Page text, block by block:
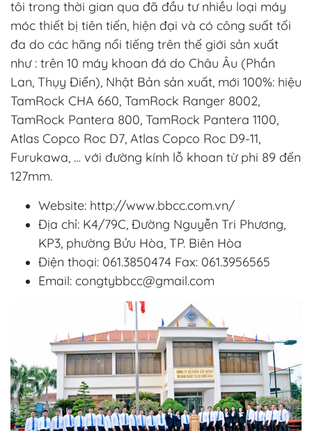
tôi trong thời gian qua đã đầu tư nhiều loại máy
móc thiết bị tiên tiến, hiện đại và có công suất tối
đa do các hãng nổi tiếng trên thế giới sản xuất
như : trên 10 máy khoan đá do Châu Âu (Phần
Lan, Thụy Điển), Nhật Bản sản xuất, mới 100%: hiệu
TamRock CHA 660, TamRock Ranger 8002,
TamRock Pantera 800, TamRock Pantera 1100,
Atlas Copco Roc D7, Atlas Copco Roc D9-11,
Furukawa, … với đường kính lỗ khoan từ phi 89 đến
127mm.
Website: http://www.bbcc.com.vn/
Địa chỉ: K4/79C, Đường Nguyễn Tri Phương,
KP3, phường Bửu Hòa, TP. Biên Hòa
Điện thoại: 061.3850474 Fax: 061.3956565
Email: congtybbcc@gmail.com